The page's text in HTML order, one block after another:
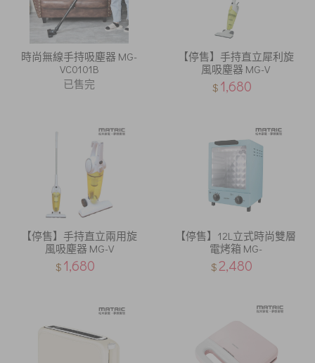
時尚無線手持吸塵器 MG-
VC0101B
已售完
【停售】手持直立犀利旋
風吸塵器 MG-V
$ 1,680
【停售】手持直立兩用旋
風吸塵器 MG-V
$ 1,680
【停售】12L立式時尚雙層
電烤箱 MG-
$ 2,480